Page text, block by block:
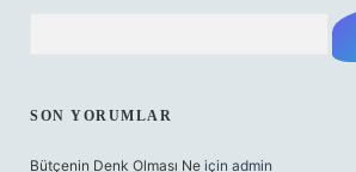
SON YORUMLAR
Bütçenin Denk Olması Ne için admin